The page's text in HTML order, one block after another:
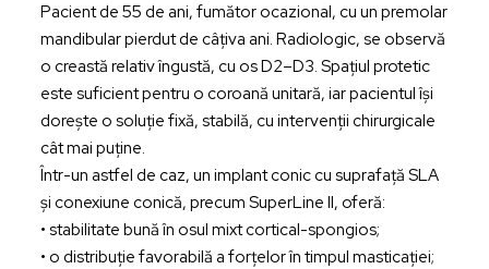
Pacient de 55 de ani, fumător ocazional, cu un premolar
mandibular pierdut de câțiva ani. Radiologic, se observă
o creastă relativ îngustă, cu os D2–D3. Spațiul protetic
este suficient pentru o coroană unitară, iar pacientul își
dorește o soluție fixă, stabilă, cu intervenții chirurgicale
cât mai puține.
Într-un astfel de caz, un implant conic cu suprafață SLA
și conexiune conică, precum SuperLine II, oferă:
• stabilitate bună în osul mixt cortical-spongios;
• o distribuție favorabilă a forțelor în timpul masticației;